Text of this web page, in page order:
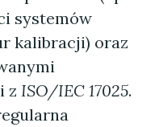
systemów
kalibracji) oraz
z ISO/IEC 17025.